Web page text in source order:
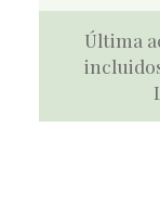
Última